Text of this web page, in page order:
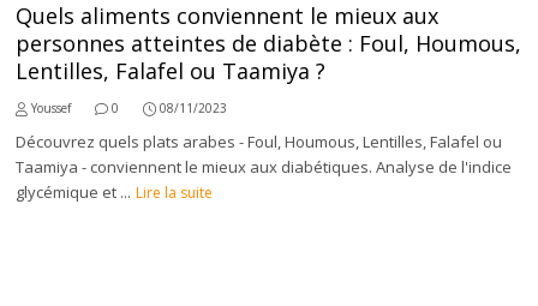
Quels aliments conviennent le mieux aux
personnes atteintes de diabète : Foul, Houmous,
Lentilles, Falafel ou Taamiya ?
Youssef 0 08/11/2023
Découvrez quels plats arabes - Foul, Houmous, Lentilles, Falafel ou
Taamiya - conviennent le mieux aux diabétiques. Analyse de l'indice
glycémique et ... Lire la suite